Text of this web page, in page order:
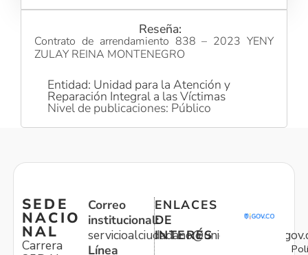
Reseña:
Contrato de arrendamiento 838 – 2023 YENY
ZULAY REINA MONTENEGRO
Entidad: Unidad para la Atención y
Reparación Integral a las Víctimas
Nivel de publicaciones: Público
SEDE
NACIO
NAL
Carrera
Correo
institucional:
Línea
ENLACES
DE
INTERÉS